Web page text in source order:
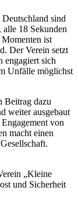
sind
alle 18 Sekunden
ist
Der Verein setzt
engagiert sich
Unfälle möglichst
Beitrag dazu
weiter ausgebaut
von
macht einen
„Kleine
und Sicherheit